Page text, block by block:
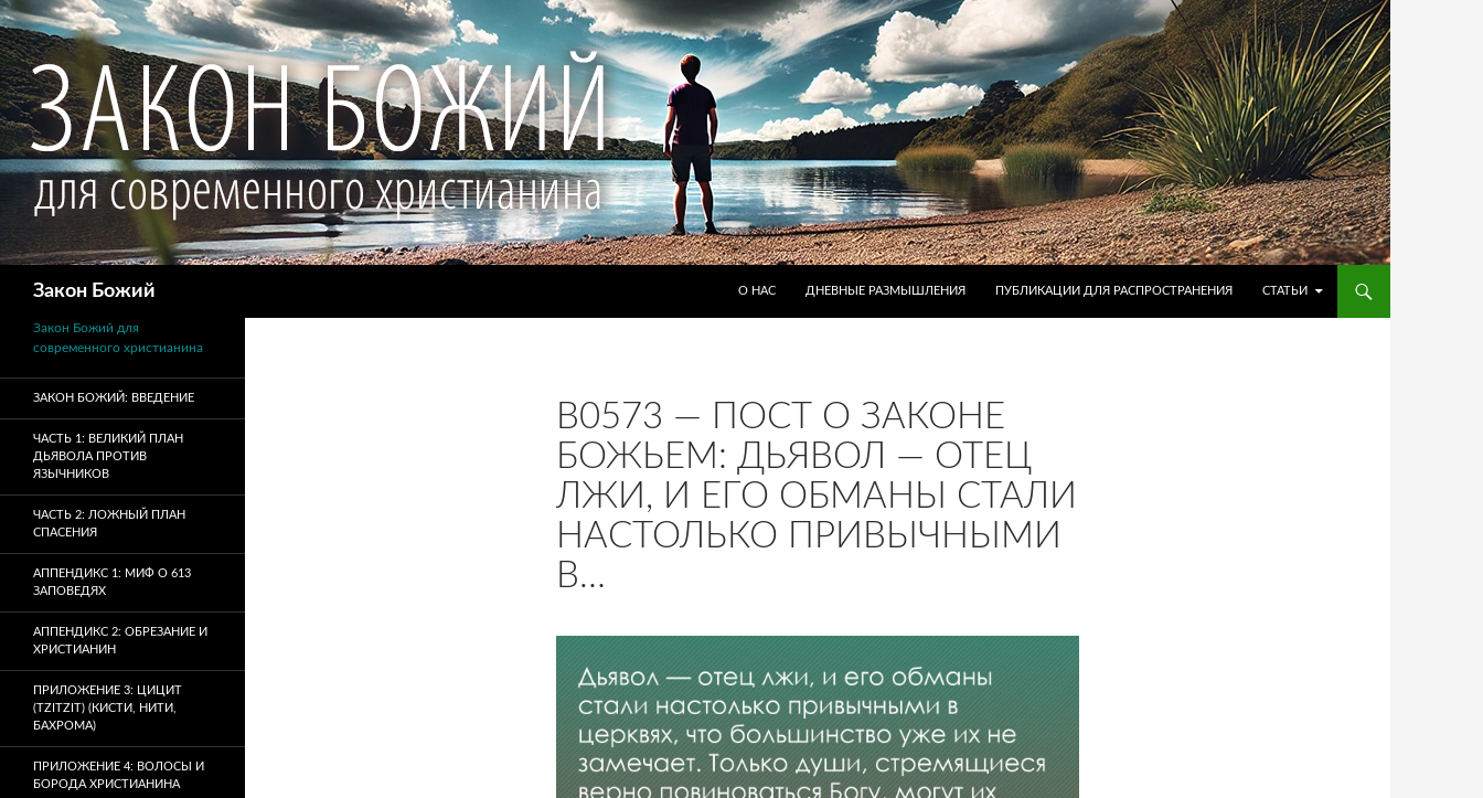
Закон Божий
О НАС
ДНЕВНЫЕ РАЗМЫШЛЕНИЯ ПУБЛИКАЦИИ ДЛЯ РАСПРОСТРАНЕНИЯ СТАТЬИ
B0573 — ПОСТ О ЗАКОНЕ
БОЖЬЕМ: ДЬЯВОЛ — ОТЕЦ
ЛЖИ, И ЕГО ОБМАНЫ СТАЛИ
НАСТОЛЬКО ПРИВЫЧНЫМИ
В…
Закон Божий для
современного христианина
ЗАКОН БОЖИЙ: ВВЕДЕНИЕ
ЧАСТЬ 1: ВЕЛИКИЙ ПЛАН
ДЬЯВОЛА ПРОТИВ
ЯЗЫЧНИКОВ
ЧАСТЬ 2: ЛОЖНЫЙ ПЛАН
СПАСЕНИЯ
АППЕНДИКС 1: МИФ О 613
ЗАПОВЕДЯХ
АППЕНДИКС 2: ОБРЕЗАНИЕ И
ХРИСТИАНИН
ПРИЛОЖЕНИЕ 3: ЦИЦИТ
(TZITZIT) (КИСТИ, НИТИ,
БАХРОМА)
ПРИЛОЖЕНИЕ 4: ВОЛОСЫ И
БОРОДА ХРИСТИАНИНА